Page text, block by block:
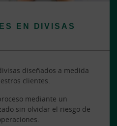
EN DIVISAS
diseñados a medida
clientes.
mediante un
sin olvidar el riesgo de